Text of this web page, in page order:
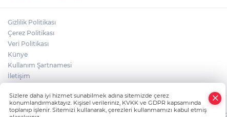
Gizlilik Politikası
Çerez Politikası
Veri Politikası
Künye
Kullanım Şartnamesi
İletişim
HABER YAZILIMI ve TURKTICARET.NET projesidir Copyright© 2006-
Sizlere daha iyi hizmet sunabilmek adına sitemizde çerez
konumlandırmaktayız. Kişisel verileriniz, KVKK ve GDPR kapsamında
toplanıp işlenir. Sitemizi kullanarak, çerezleri kullanmamızı kabul etmiş